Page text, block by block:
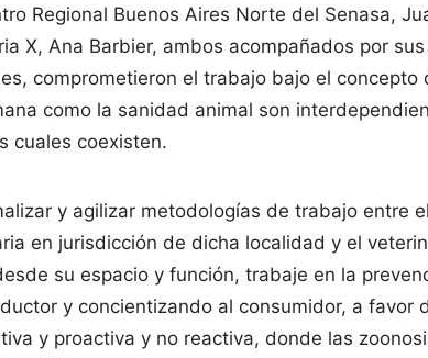
Regional Buenos Aires Norte del Senasa,
X, Ana Barbier, ambos acompañados por
comprometieron el trabajo bajo el concepto
como la sanidad animal son
cuales coexisten.
y agilizar metodologías de trabajo entre
en jurisdicción de dicha localidad y el
su espacio y función, trabaje en la
y concientizando al consumidor, a favor
y proactiva y no reactiva, donde las